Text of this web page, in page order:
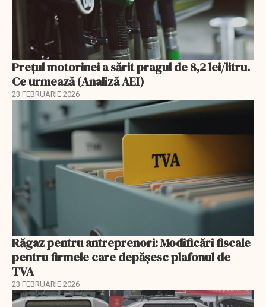
Prețul motorinei a sărit pragul de 8,2 lei/litru.
Ce urmează (Analiză AEI)
23 FEBRUARIE 2026
Răgaz pentru antreprenori: Modificări fiscale
pentru firmele care depășesc plafonul de
TVA
23 FEBRUARIE 2026
EXCLUSIV